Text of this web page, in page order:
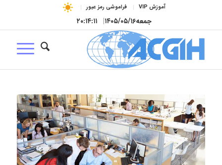
آموزش VIP فراموشی رمز عبور
جمعه۱۴۰۵/۰۵/۱۶| ۲۰:۱۴:۱۱